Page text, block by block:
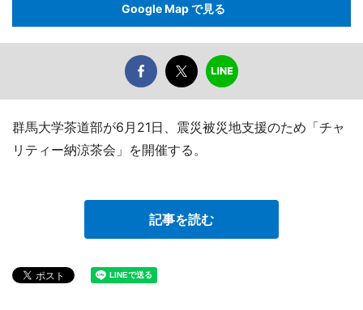
Google Map で見る
群馬大学茶道部が6月21日、震災被災地支援のため「チャ
リティー納涼茶会」を開催する。
記事を読む